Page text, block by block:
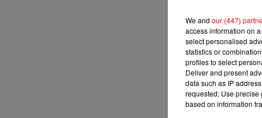
We and our (447)
access information on
select personalised
statistics or
profiles to select
Deliver and present
data such as IP
requested; Use precise
based on information